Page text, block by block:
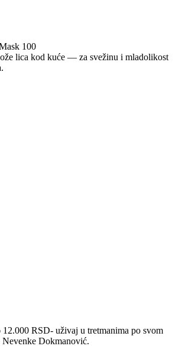
100
lica kod kuće — za svežinu i mladolikost
12.000 RSD- uživaj u tretmanima po svom
Dokmanović.